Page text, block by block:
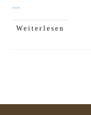
...
Weiterlesen